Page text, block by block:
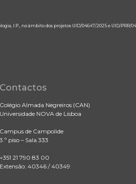
I.P., no âmbito dos projetos UID/04647/2025 e UID/PRR/
Contactos
Colégio Almada Negreiros (CAN)
Universidade NOVA de Lisboa
Campus de Campolide
3.º piso – Sala 333
+351 21 790 83 00
Extensão: 40346 / 40349